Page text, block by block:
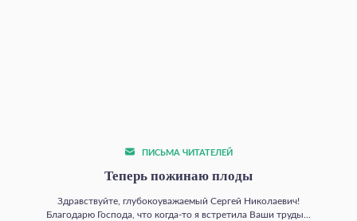
ПИСЬМА ЧИТАТЕЛЕЙ
Теперь пожинаю плоды
Здравствуйте, глубокоуважаемый Сергей Николаевич!
Благодарю Господа, что когда‑то я встретила Ваши труды...